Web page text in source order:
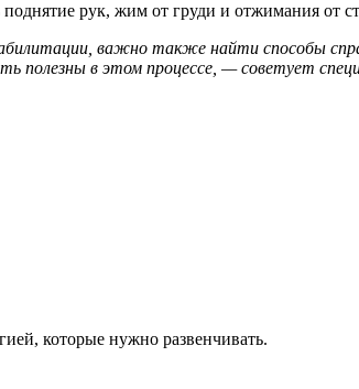
рук, жим от груди и отжимания от
важно также найти способы
полезны в этом процессе, — советует
которые нужно развенчивать.